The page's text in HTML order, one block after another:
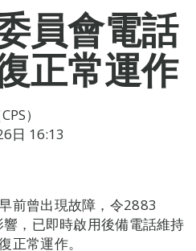
員會電話
正常運作
）
日 16:13
前曾出現故障，令2883
，已即時啟用後備電話維持
正常運作。